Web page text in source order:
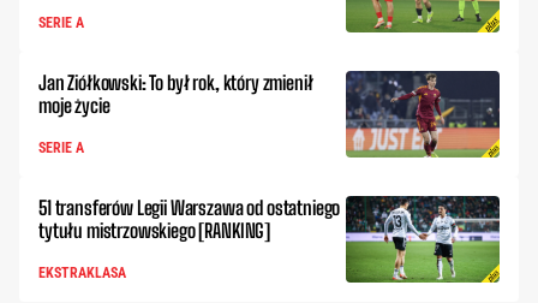
SERIE A
Jan Ziółkowski: To był rok, który zmienił
moje życie
SERIE A
51 transferów Legii Warszawa od ostatniego
tytułu mistrzowskiego [RANKING]
EKSTRAKLASA